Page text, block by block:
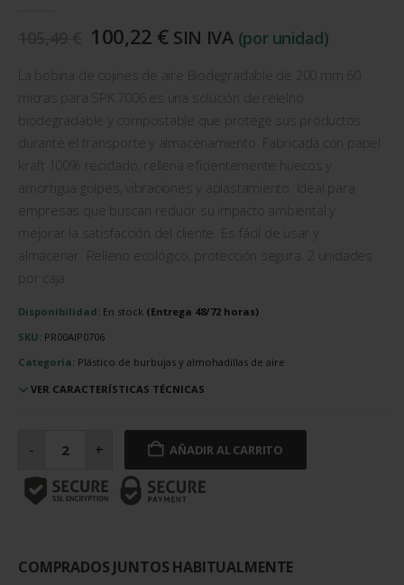
El
precio
original
era:
105,49 €.
100,22 €El
actual
es:
100,22 €.
SIN IVA (por unidad)
La bobina de cojines de aire Biodegradable de 200 mm 60
micras para SPK 7006 es una solución de relelno
biodegradable y compostable que protege sus productos
durante el transporte y almacenamiento. Fabricada con papel
kraft 100% reciclado, rellena eficientemente huecos y
amortigua golpes, vibraciones y aplastamiento. Ideal para
empresas que buscan reducir su impacto ambiental y
mejorar la satisfacción del cliente. Es fácil de usar y
almacenar. Relleno ecológico, protección segura. 2 unidades
por caja
Disponibilidad: En stock
SKU: PR00AIP0706
Categoría: Plástico de burbujas y almohadillas de aire
VER CARACTERÍSTICAS TÉCNICAS
- cojines
aire
Biodegradable
de
para
SPK
+ AÑADIR AL CARRITO
COMPRADOS JUNTOS HABITUALMENTE